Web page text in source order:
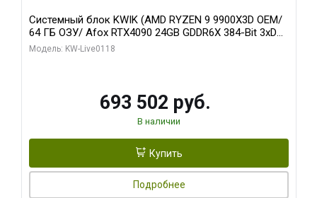
Системный блок KWIK (AMD RYZEN 9 9900X3D OEM/
64 ГБ ОЗУ/ Afox RTX4090 24GB GDDR6X 384-Bit 3xDP
HDMI ATX Turbo/ 960 ГБ SSD)
Модель: KW-Live0118
693 502 руб.
В наличии
Купить
Подробнее